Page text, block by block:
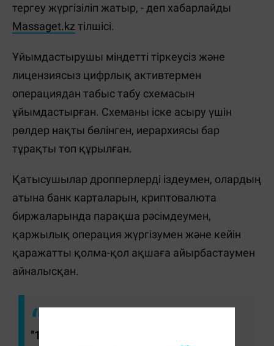
тергеу жүргізіліп жатыр, - деп хабарлайды
Massaget.kz тілшісі.
Ұйымдастырушы міндетті тіркеусіз және
лицензиясыз цифрлық активтермен
операциядан табыс табу схемасын
ұйымдастырған. Схеманы іске асыру үшін
рөлдер нақты бөлінген, иерархиясы бар
тұрақты топ құрылған.
Қатысушылар дропперлерді іздеумен, олардың
атына банк карталарын, криптовалюта
биржаларында парақша рәсімдеумен,
қаржылық операция жүргізумен және кейін
қаражатты қолма-қол ақшаға айырбастаумен
айналысқан.
"150-ден аса дроппердің банк